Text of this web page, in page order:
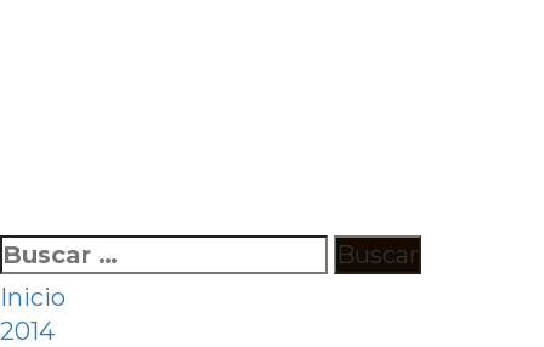
Ir
al
contenido
Buscar:
Inicio
2014